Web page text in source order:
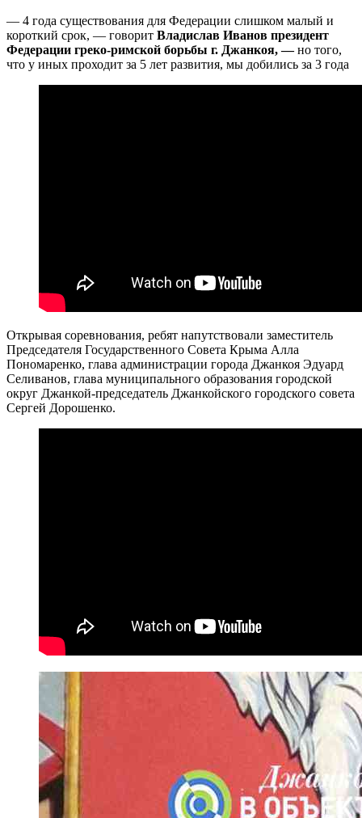
— 4 года существования для Федерации слишком малый и
короткий срок, — говорит Владислав Иванов президент
Федерации греко-римской борьбы г. Джанкоя, —но того,
что у иных проходит за 5 лет развития, мы добились за 3 года
Открывая соревнования, ребят напутствовали заместитель
Председателя Государственного Совета Крыма Алла
Пономаренко, глава администрации города Джанкоя Эдуард
Селиванов, глава муниципального образования городской
округ Джанкой-председатель Джанкойского городского совета
Сергей Дорошенко.